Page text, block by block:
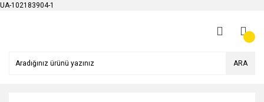
UA-102183904-1
ARA